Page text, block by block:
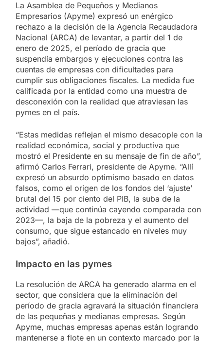
La Asamblea de Pequeños y Medianos
Empresarios (Apyme) expresó un enérgico
rechazo a la decisión de la Agencia Recaudadora
Nacional (ARCA) de levantar, a partir del 1 de
enero de 2025, el período de gracia que
suspendía embargos y ejecuciones contra las
cuentas de empresas con dificultades para
cumplir sus obligaciones fiscales. La medida fue
calificada por la entidad como una muestra de
desconexión con la realidad que atraviesan las
pymes en el país.
“Estas medidas reflejan el mismo desacople con la
realidad económica, social y productiva que
mostró el Presidente en su mensaje de fin de año”,
afirmó Carlos Ferrari, presidente de Apyme. “Allí
expresó un absurdo optimismo basado en datos
falsos, como el origen de los fondos del ‘ajuste’
brutal del 15 por ciento del PIB, la suba de la
actividad —que continúa cayendo comparada con
2023—, la baja de la pobreza y el aumento del
consumo, que sigue estancado en niveles muy
bajos”, añadió.
Impacto en las pymes
La resolución de ARCA ha generado alarma en el
sector, que considera que la eliminación del
período de gracia agravará la situación financiera
de las pequeñas y medianas empresas. Según
Apyme, muchas empresas apenas están logrando
mantenerse a flote en un contexto marcado por la